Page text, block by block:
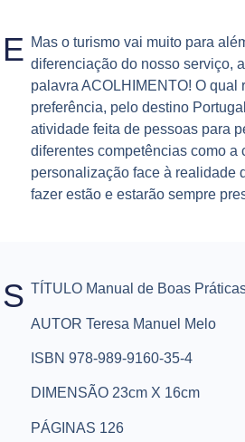
Mas o turismo vai muito para
diferenciação do nosso serviço,
palavra ACOLHIMENTO! O
preferência, pelo destino
atividade feita de pessoas para
diferentes competências como
personalização face à realidade
fazer estão e estarão sempre
TÍTULO Manual de Boas
AUTOR Teresa Manuel Melo
ISBN 978-989-9160-35-4
DIMENSÃO 23cm X 16cm
PÁGINAS 126